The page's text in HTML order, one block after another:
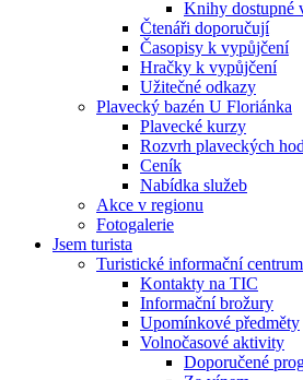
Knihy dostupné
Čtenáři doporučují
Časopisy k vypůjčení
Hračky k vypůjčení
Užitečné odkazy
Plavecký bazén U Floriánka
Plavecké kurzy
Rozvrh plaveckých
Ceník
Nabídka služeb
Akce v regionu
Fotogalerie
Jsem turista
Turistické informační centrum
Kontakty na TIC
Informační brožury
Upomínkové předměty
Volnočasové aktivity
Doporučené